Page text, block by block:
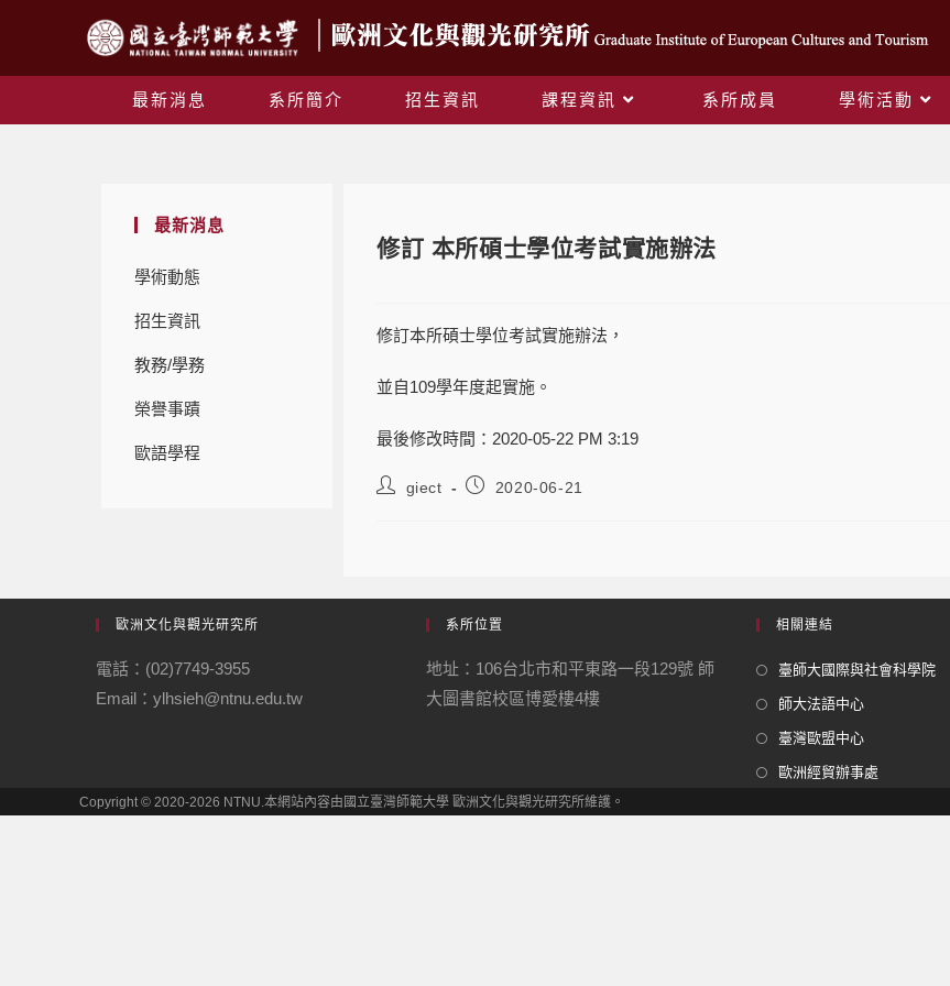
最新消息 系所簡介 招生資訊 課程資訊 系所成員 學術活動
最新消息
學術動態
招生資訊
教務/學務
榮譽事蹟
歐語學程
修訂 本所碩士學位考試實施辦法
修訂本所碩士學位考試實施辦法，
並自109學年度起實施。
最後修改時間：2020-05-22 PM 3:19
giect 2020-06-21
歐洲文化與觀光研究所
電話：(02)7749-3955
Email：ylhsieh@ntnu.edu.tw
系所位置
地址：106台北市和平東路一段129號 師
大圖書館校區博愛樓4樓
相關連結
臺師大國際與社會科學院
師大法語中心
臺灣歐盟中心
歐洲經貿辦事處
Copyright © 2020-2026 NTNU.本網站內容由國立臺灣師範大學 歐洲文化與觀光研究所維護。